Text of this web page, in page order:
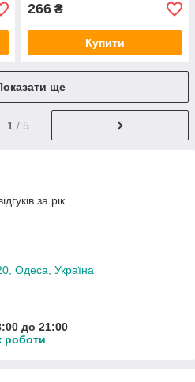
266 ₴
Купити
ще
1 / 5
за рік
Одеса, Україна
до 21:00
роботи